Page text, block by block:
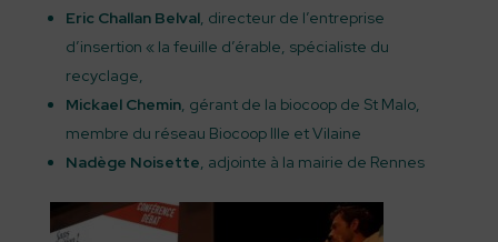
Eric Challan Belval, directeur de l’entreprise
d’insertion « la feuille d’érable, spécialiste du
recyclage,
Mickael Chemin, gérant de la biocoop de St Malo,
membre du réseau Biocoop Ille et Vilaine
Nadège Noisette, adjointe à la mairie de Rennes